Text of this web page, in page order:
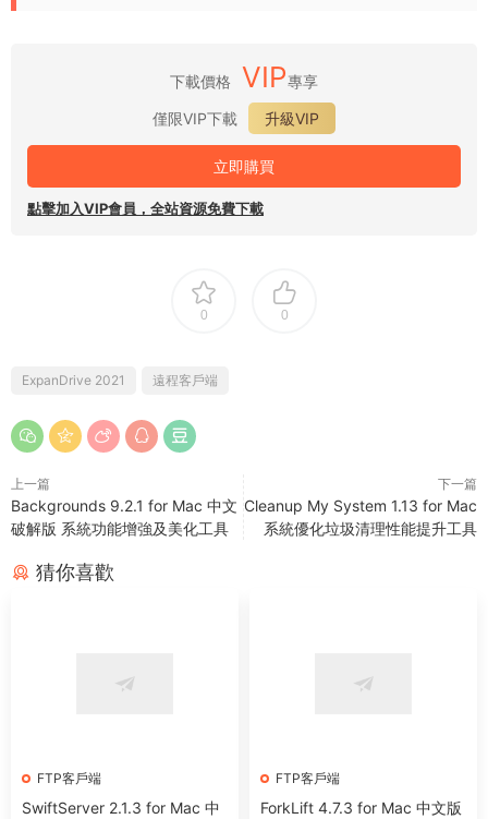
下載價格 VIP專享
僅限VIP下載
升級VIP
立即購買
點擊加入VIP會員，全站資源免費下載
0 0
ExpanDrive 2021 遠程客戶端
上一篇
Backgrounds 9.2.1 for Mac 中文
破解版 系統功能增強及美化工具
下一篇
Cleanup My System 1.13 for Mac
系統優化垃圾清理性能提升工具
猜你喜歡
FTP客戶端
SwiftServer 2.1.3 for Mac 中
FTP客戶端
ForkLift 4.7.3 for Mac 中文版